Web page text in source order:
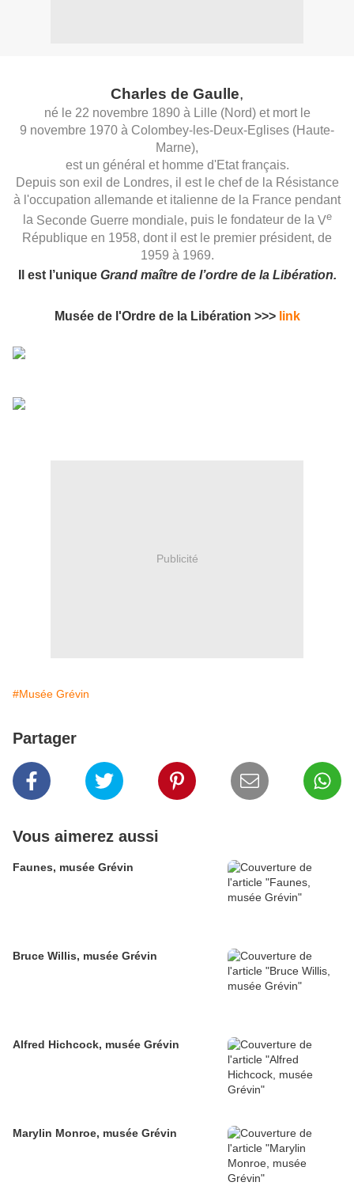
Charles de Gaulle,
né le 22 novembre 1890 à Lille (Nord) et mort le
9 novembre 1970 à Colombey-les-Deux-Eglises (Haute-
Marne),
est un général et homme d'Etat français.
Depuis son exil de Londres, il est le chef de la Résistance
à l'occupation allemande et italienne de la France pendant
la Seconde Guerre mondiale, puis le fondateur de la Ve
République en 1958, dont il est le premier président, de
1959 à 1969.
Il est l’unique Grand maître de l’ordre de la Libération.
Musée de l'Ordre de la Libération >>> link
Publicité
#Musée Grévin
Partager
Vous aimerez aussi
Faunes, musée Grévin
Bruce Willis, musée Grévin
Alfred Hichcock, musée Grévin
Marylin Monroe, musée Grévin